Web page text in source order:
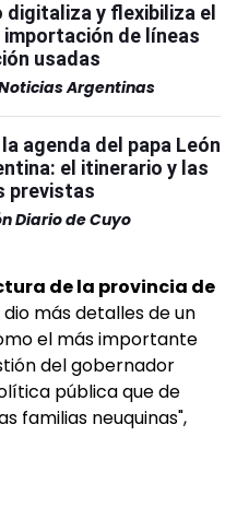
digitaliza y flexibiliza el
importación de líneas
usadas
Argentinas
agenda del papa León
el itinerario y las
previstas
Diario de Cuyo
de la provincia de
dio más detalles de un
el más importante
del gobernador
pública que de
familias neuquinas",